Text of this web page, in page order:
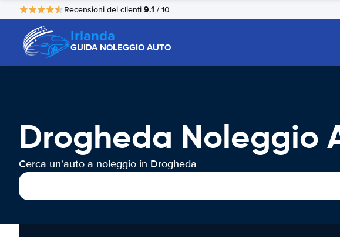
Recensioni dei clienti 9.1 / 10
Irlanda
GUIDA NOLEGGIO AUTO
Drogheda Noleggio
Cerca un'auto a noleggio in Drogheda